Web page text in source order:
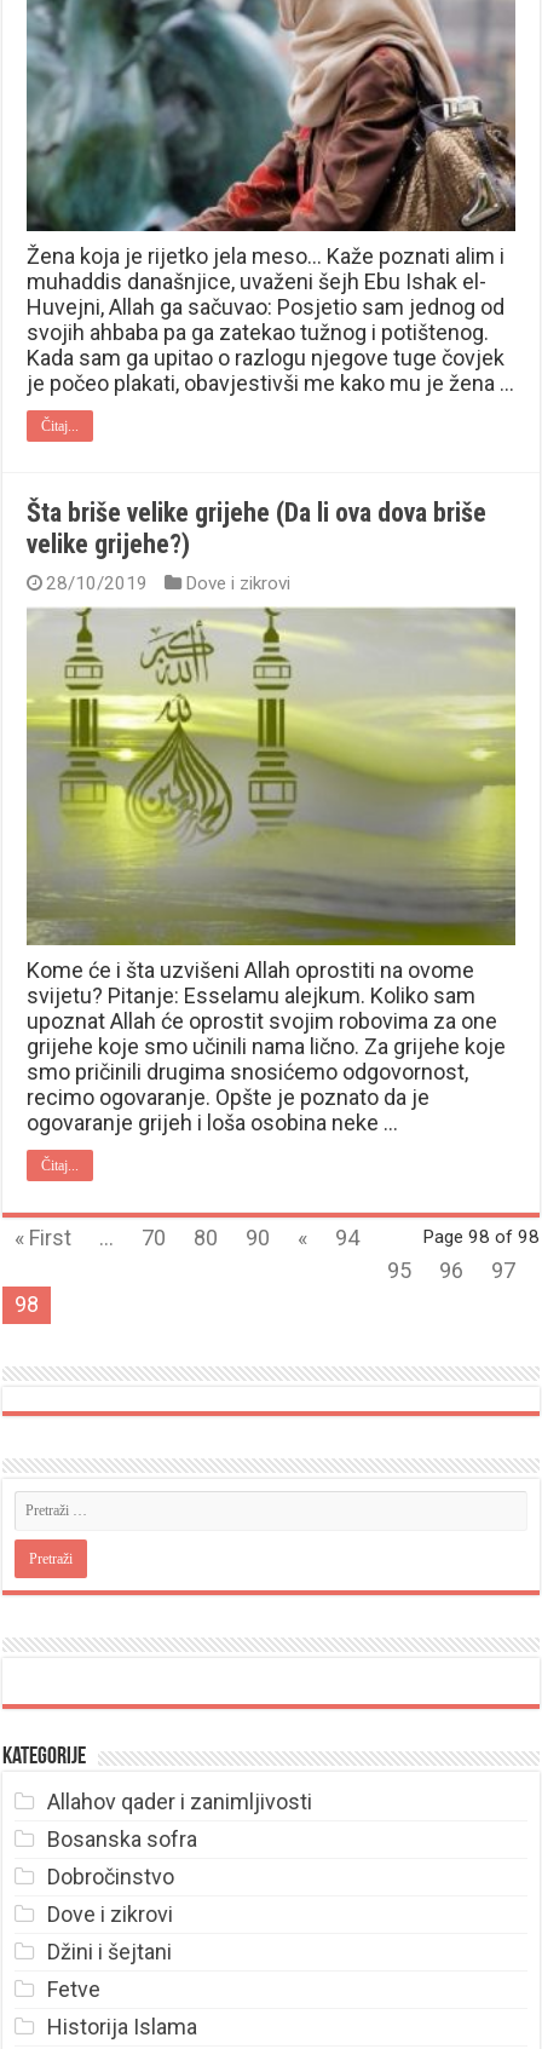
Žena koja je rijetko jela meso… Kaže poznati alim i
muhaddis današnjice, uvaženi šejh Ebu Ishak el-
Huvejni, Allah ga sačuvao: Posjetio sam jednog od
svojih ahbaba pa ga zatekao tužnog i potištenog.
Kada sam ga upitao o razlogu njegove tuge čovjek
je počeo plakati, obavjestivši me kako mu je žena …
Čitaj...
Šta briše velike grijehe (Da li ova dova briše
velike grijehe?)
28/10/2019 Dove i zikrovi
Kome će i šta uzvišeni Allah oprostiti na ovome
svijetu? Pitanje: Esselamu alejkum. Koliko sam
upoznat Allah će oprostit svojim robovima za one
grijehe koje smo učinili nama lično. Za grijehe koje
smo pričinili drugima snosićemo odgovornost,
recimo ogovaranje. Opšte je poznato da je
ogovaranje grijeh i loša osobina neke …
Čitaj...
Page 98 of 98
« First ... 70 80 90 «
94
95
96
97
98
Kategorije
Allahov qader i zanimljivosti
Bosanska sofra
Dobročinstvo
Dove i zikrovi
Džini i šejtani
Fetve
Historija Islama